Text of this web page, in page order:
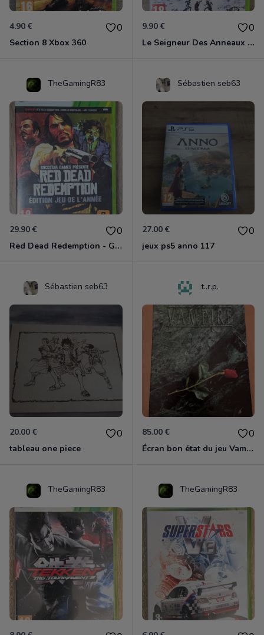
4.90 € 0
Section 8 Xbox 360
9.90 € 0
Le Seigneur Des Anneaux - La Guerre Du Nord Xbox 360
TheGamingR83
29.90 € 0
Red Dead Redemption - Game Of The Year Xbox 360
Sébastien seb63
27.00 € 0
jeux ps5 anno 117
Sébastien seb63
20.00 € 0
tableau one piece
.t..r.p.
85.00 € 0
Écran bon état du jeu Vampire et livre de règles « la mascarade » état d’usage
TheGamingR83 TheGamingR83